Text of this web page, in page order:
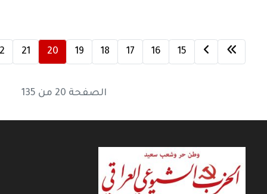
15
16
17
18
19
20
21
الصفحة 20 من 135